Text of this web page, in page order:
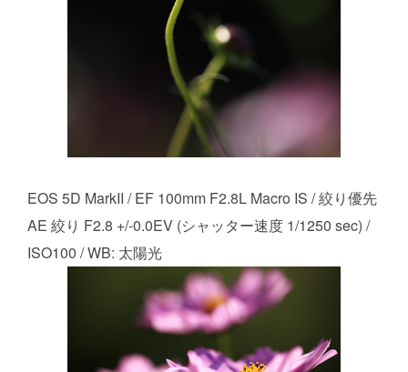
EOS 5D MarkII / EF 100mm F2.8L Macro IS / 絞り優先
AE 絞り F2.8 +/-0.0EV (シャッター速度 1/1250 sec) /
ISO100 / WB: 太陽光